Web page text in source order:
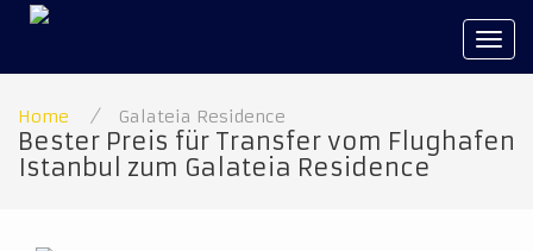
Home / Galateia Residence
Bester Preis für Transfer vom Flughafen
Istanbul zum Galateia Residence